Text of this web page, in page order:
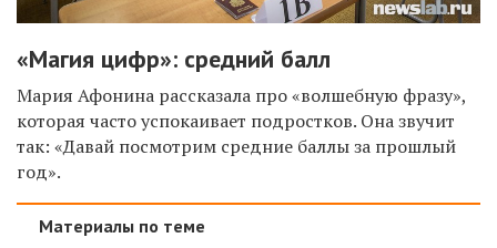
«Магия цифр»: средний балл
Мария Афонина рассказала про «волшебную фразу»,
которая часто успокаивает подростков. Она звучит
так: «Давай посмотрим средние баллы за прошлый
год».
Материалы по теме